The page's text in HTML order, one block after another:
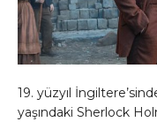
19. yüzyıl
yaşındaki Sherlock